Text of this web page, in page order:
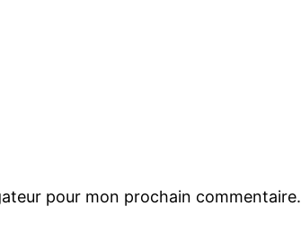
pour mon prochain commentaire.